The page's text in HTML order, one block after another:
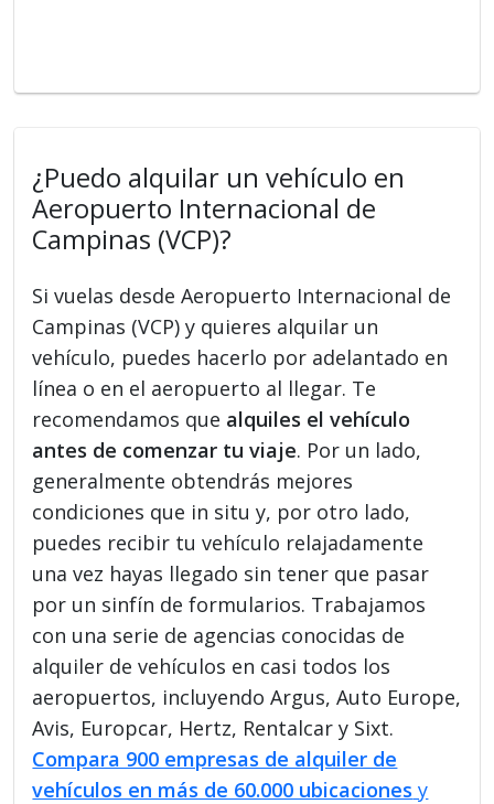
¿Puedo alquilar un vehículo en
Aeropuerto Internacional de
Campinas (VCP)?
Si vuelas desde Aeropuerto Internacional de
Campinas (VCP) y quieres alquilar un
vehículo, puedes hacerlo por adelantado en
línea o en el aeropuerto al llegar. Te
recomendamos que alquiles el vehículo
antes de comenzar tu viaje. Por un lado,
generalmente obtendrás mejores
condiciones que in situ y, por otro lado,
puedes recibir tu vehículo relajadamente
una vez hayas llegado sin tener que pasar
por un sinfín de formularios. Trabajamos
con una serie de agencias conocidas de
alquiler de vehículos en casi todos los
aeropuertos, incluyendo Argus, Auto Europe,
Avis, Europcar, Hertz, Rentalcar y Sixt.
Compara 900 empresas de alquiler de
vehículos en más de 60.000 ubicaciones y